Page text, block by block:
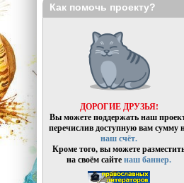
Как помочь проекту?
ДОРОГИЕ ДРУЗЬЯ!
Вы можете поддержать наш
перечислив доступную вам сумму
наш счёт.
Кроме того, вы можете
на своём сайтенаш баннер.